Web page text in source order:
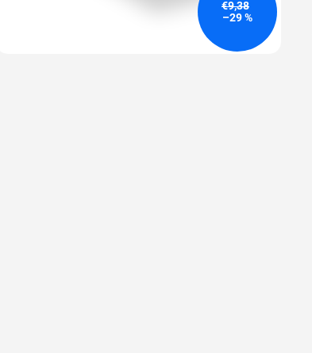
€9,38
–29 %